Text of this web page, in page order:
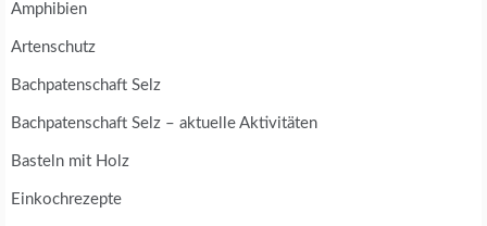
Amphibien
Artenschutz
Bachpatenschaft Selz
Bachpatenschaft Selz – aktuelle Aktivitäten
Basteln mit Holz
Einkochrezepte